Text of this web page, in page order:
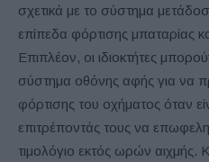
σχετικά με το σύστημα
επίπεδα φόρτισης μπαταρίας
Επιπλέον, οι ιδιοκτήτες
σύστημα οθόνης αφής για να
φόρτισης του οχήματος όταν
επιτρέποντάς τους να
τιμολόγιο εκτός ωρών αιχμής.